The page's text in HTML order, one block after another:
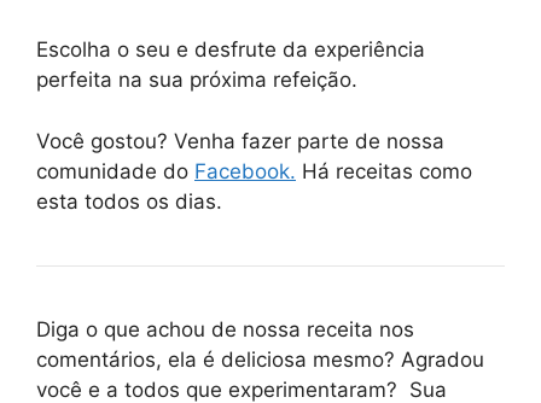
Escolha o seu e desfrute da experiência
perfeita na sua próxima refeição.
Você gostou? Venha fazer parte de nossa
comunidade do Facebook. Há receitas como
esta todos os dias.
Diga o que achou de nossa receita nos
comentários, ela é deliciosa mesmo? Agradou
você e a todos que experimentaram? Sua